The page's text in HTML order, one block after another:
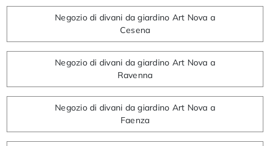
Negozio di divani da giardino Art Nova a
Cesena
Negozio di divani da giardino Art Nova a
Ravenna
Negozio di divani da giardino Art Nova a
Faenza